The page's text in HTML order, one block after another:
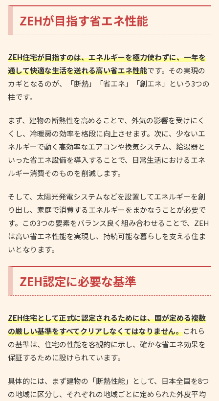
ZEHが目指す省エネ性能
ZEH住宅が目指すのは、エネルギーを極力使わずに、一年を
通して快適な生活を送れる高い省エネ性能です。その実現の
カギとなるのが、「断熱」「省エネ」「創エネ」という3つの
柱です。
まず、建物の断熱性を高めることで、外気の影響を受けにく
くし、冷暖房の効率を格段に向上させます。次に、少ないエ
ネルギーで動く高効率なエアコンや換気システム、給湯器と
いった省エネ設備を導入することで、日常生活におけるエネ
ルギー消費そのものを削減します。
そして、太陽光発電システムなどを設置してエネルギーを創
り出し、家庭で消費するエネルギーをまかなうことが必要で
す。この3つの要素をバランス良く組み合わせることで、ZEH
は高い省エネ性能を実現し、持続可能な暮らしを支える住ま
いとなります。
ZEH認定に必要な基準
ZEH住宅として正式に認定されるためには、国が定める複数
の厳しい基準をすべてクリアしなくてはなりません。これら
の基準は、住宅の性能を客観的に示し、確かな省エネ効果を
保証するために設けられています。
具体的には、まず建物の「断熱性能」として、日本全国を8つ
の地域に区分し、それぞれの地域ごとに定められた外皮平均